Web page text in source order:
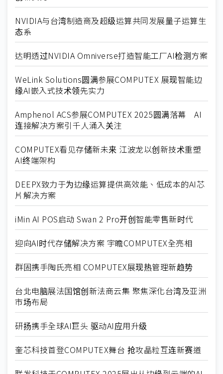
NVIDIA与台湾制造商及超级运算共同发展量子运算生
态系
达明透过NVIDIA Omniverse打造智能工厂AI检测方案
WeLink Solutions圆满参展COMPUTEX 展现智能边
缘AI嵌入式技术领先实力
Amphenol ACS参展COMPUTEX 2025圆满落幕 AI
连接解决方案引千人涌入关注
COMPUTEX看见存储新未来 江波龙以创新技术重塑
AI终端架构
DEEPX致力于为边缘运算提供高效能、低成本的AI芯
片解决方案
iMin AI POS启动 Swan 2 Pro开创智能零售新时代
迎向AI时代存储解决方案 宇瞻COMPUTEX全亮相
群固携手陶氏亮相 COMPUTEX展现热管理新趋势
台北电脑展法国馆创新法商云集 聚焦深化台湾及亚洲
市场布局
研扬携手全球AI巨头 驱动AI应用升级
奎芯科技首登COMPUTEX舞台 抢攻晶粒互连新赛道